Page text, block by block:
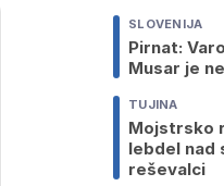
SLOVENIJA
Pirnat:
Musar je
TUJINA
Mojstrsko
lebdel nad
reševalci